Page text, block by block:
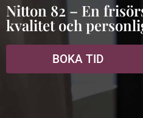
Nitton 82 – En
kvalitet och
BOKA TID